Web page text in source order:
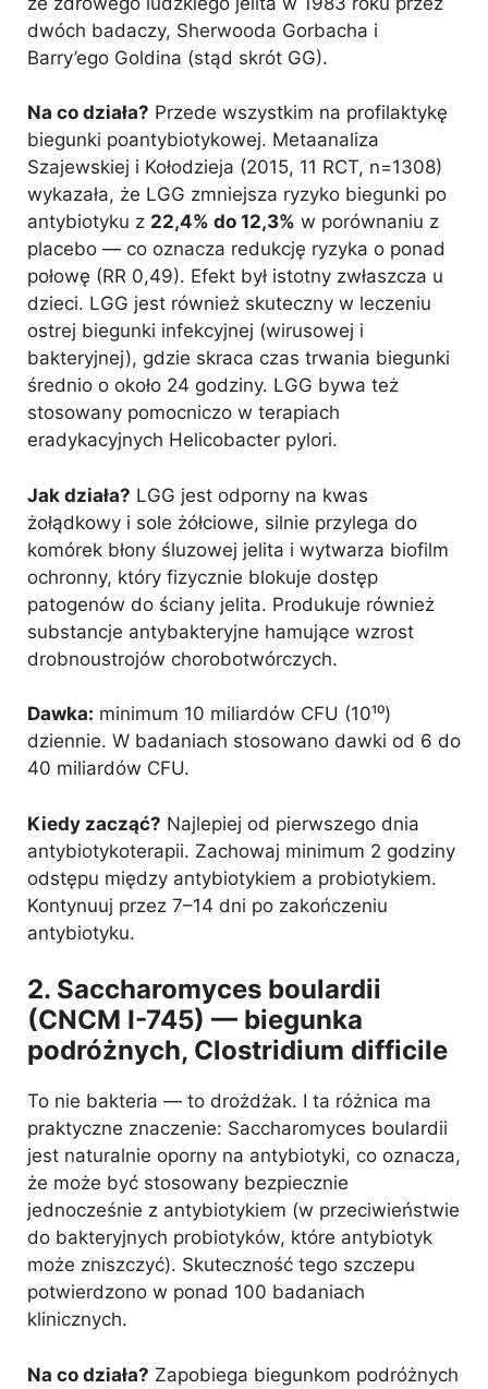
dwóch badaczy, Sherwooda Gorbacha i
Barry’ego Goldina (stąd skrót GG).
Na co działa? Przede wszystkim na profilaktykę
biegunki poantybiotykowej. Metaanaliza
Szajewskiej i Kołodzieja (2015, 11 RCT, n=1308)
wykazała, że LGG zmniejsza ryzyko biegunki po
antybiotyku z 22,4% do 12,3% w porównaniu z
placebo — co oznacza redukcję ryzyka o ponad
połowę (RR 0,49). Efekt był istotny zwłaszcza u
dzieci. LGG jest również skuteczny w leczeniu
ostrej biegunki infekcyjnej (wirusowej i
bakteryjnej), gdzie skraca czas trwania biegunki
średnio o około 24 godziny. LGG bywa też
stosowany pomocniczo w terapiach
eradykacyjnych Helicobacter pylori.
Jak działa? LGG jest odporny na kwas
żołądkowy i sole żółciowe, silnie przylega do
komórek błony śluzowej jelita i wytwarza biofilm
ochronny, który fizycznie blokuje dostęp
patogenów do ściany jelita. Produkuje również
substancje antybakteryjne hamujące wzrost
drobnoustrojów chorobotwórczych.
Dawka: minimum 10 miliardów CFU (10¹⁰)
dziennie. W badaniach stosowano dawki od 6 do
40 miliardów CFU.
Kiedy zacząć? Najlepiej od pierwszego dnia
antybiotykoterapii. Zachowaj minimum 2 godziny
odstępu między antybiotykiem a probiotykiem.
Kontynuuj przez 7–14 dni po zakończeniu
antybiotyku.
2. Saccharomyces boulardii
(CNCM I-745) — biegunka
podróżnych, Clostridium difficile
To nie bakteria — to drożdżak. I ta różnica ma
praktyczne znaczenie: Saccharomyces boulardii
jest naturalnie oporny na antybiotyki, co oznacza,
że może być stosowany bezpiecznie
jednocześnie z antybiotykiem (w przeciwieństwie
do bakteryjnych probiotyków, które antybiotyk
może zniszczyć). Skuteczność tego szczepu
potwierdzono w ponad 100 badaniach
klinicznych.
Na co działa? Zapobiega biegunkom podróżnych